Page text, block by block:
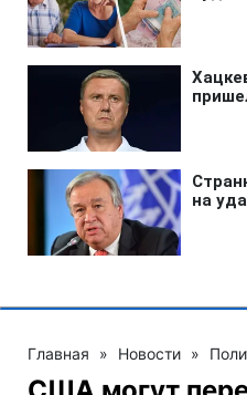
Главная » Новости »